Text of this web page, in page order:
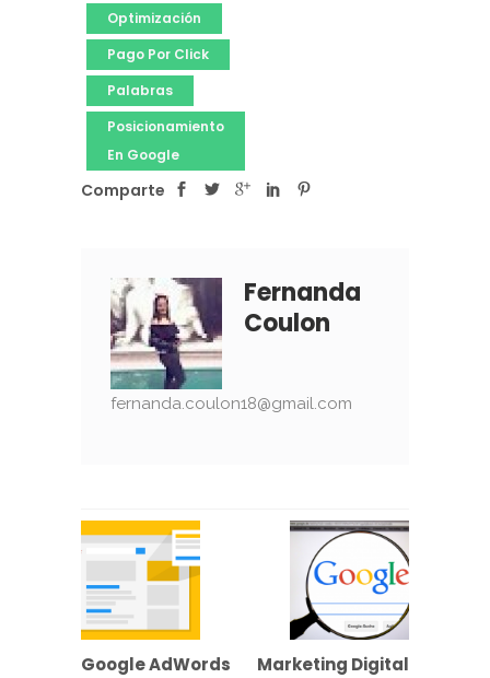
Optimización
Pago Por Click
Palabras
Posicionamiento
En Google
Comparte
Fernanda
Coulon
fernanda.coulon18@gmail.com
Google AdWords
Marketing Digital